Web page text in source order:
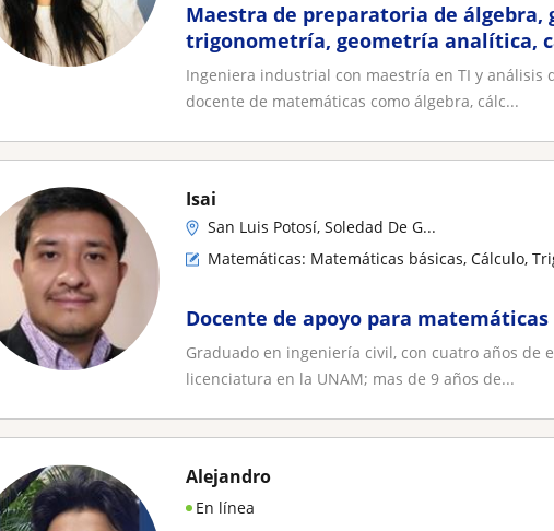
Maestra de preparatoria de álgebra,
trigonometría, geometría analítica,
e integral y probabilidad
Ingeniera industrial con maestría en TI y análisis
docente de matemáticas como álgebra, cálc...
Isai
San Luis Potosí, Soledad De G...
Matemáticas: Matemáticas básicas, Cálculo,
Docente de apoyo para
Graduado en ingeniería civil, con cuatro años de
licenciatura en la UNAM; mas de 9 años de...
Alejandro
En línea